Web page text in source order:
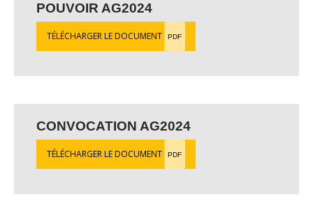
POUVOIR AG2024
TÉLÉCHARGER LE DOCUMENT PDF
CONVOCATION AG2024
TÉLÉCHARGER LE DOCUMENT PDF